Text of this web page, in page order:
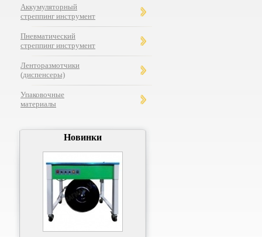
Аккумуляторный
стреппинг инструмент
Пневматический
стреппинг инструмент
Ленторазмотчики
(диспенсеры)
Упаковочные
материалы
Новинки